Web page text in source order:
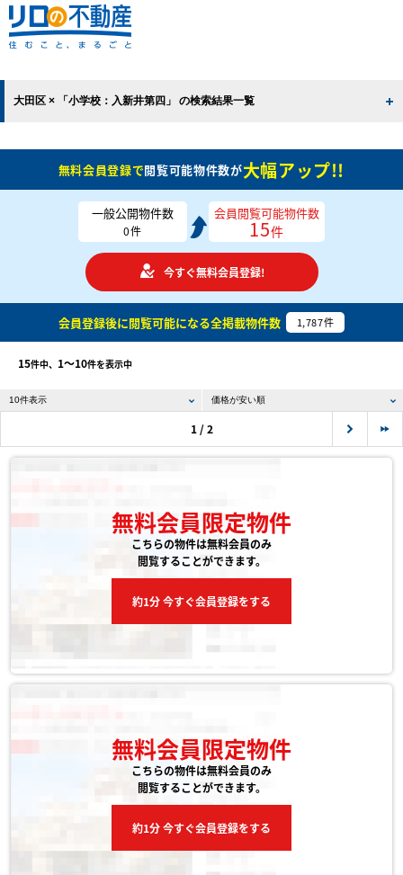
大田区 × 「小学校：入新井第四」 の検索結果一覧
無料会員登録で閲覧可能物件数が大幅アップ!!
一般公開物件数
0件
会員閲覧可能物件数
15件
今すぐ無料会員登録!
会員登録後に閲覧可能になる全掲載物件数 1,787件
15件中、 1〜10件を表示中
1 / 2
無料会員限定物件
こちらの物件は無料会員のみ
閲覧することができます。
約1分 今すぐ会員登録をする
無料会員限定物件
こちらの物件は無料会員のみ
閲覧することができます。
約1分 今すぐ会員登録をする